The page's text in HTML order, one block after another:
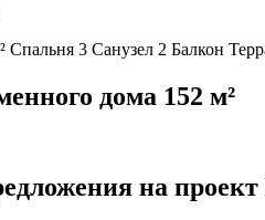
3 Санузел 2 Балкон
дома 152 м²
на